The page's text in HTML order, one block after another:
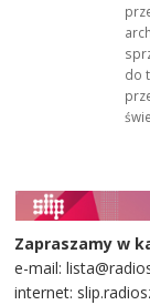
do
Zapraszamy w
e-mail:
internet: